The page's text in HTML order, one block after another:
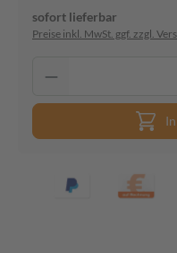
sofort lieferbar
Preise inkl. MwSt. ggf. zzgl.